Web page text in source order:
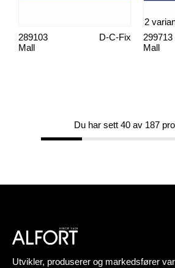
Mall
D-C-Fix
289103
Mall
299713
2
Du har sett 40 av 187
Utvikler, produserer og markedsfører